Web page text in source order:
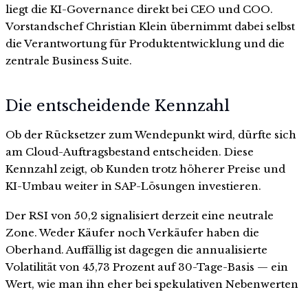
liegt die KI-Governance direkt bei CEO und COO.
Vorstandschef Christian Klein übernimmt dabei selbst
die Verantwortung für Produktentwicklung und die
zentrale Business Suite.
Die entscheidende Kennzahl
Ob der Rücksetzer zum Wendepunkt wird, dürfte sich
am Cloud-Auftragsbestand entscheiden. Diese
Kennzahl zeigt, ob Kunden trotz höherer Preise und
KI-Umbau weiter in SAP-Lösungen investieren.
Der RSI von 50,2 signalisiert derzeit eine neutrale
Zone. Weder Käufer noch Verkäufer haben die
Oberhand. Auffällig ist dagegen die annualisierte
Volatilität von 45,73 Prozent auf 30-Tage-Basis — ein
Wert, wie man ihn eher bei spekulativen Nebenwerten